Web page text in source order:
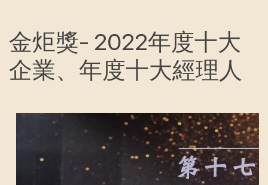
金炬獎- 2022年度十大
企業、年度十大經理人